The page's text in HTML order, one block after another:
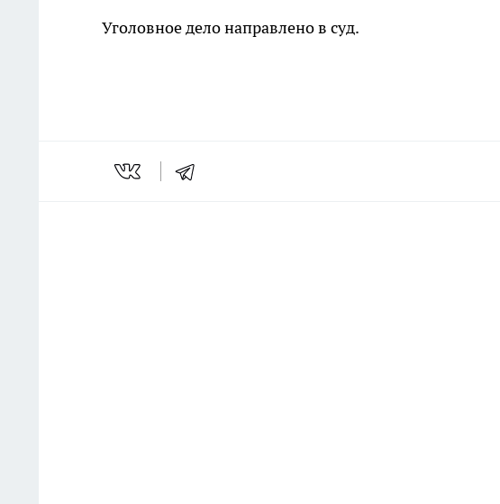
Уголовное дело направлено в суд.